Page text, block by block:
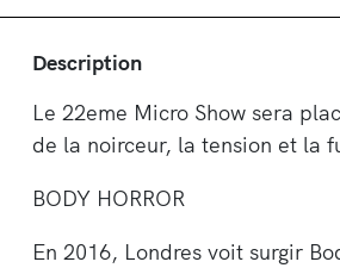
Description
Le 22eme Micro Show sera
de la noirceur, la tension et la
BODY HORROR
En 2016, Londres voit surgir